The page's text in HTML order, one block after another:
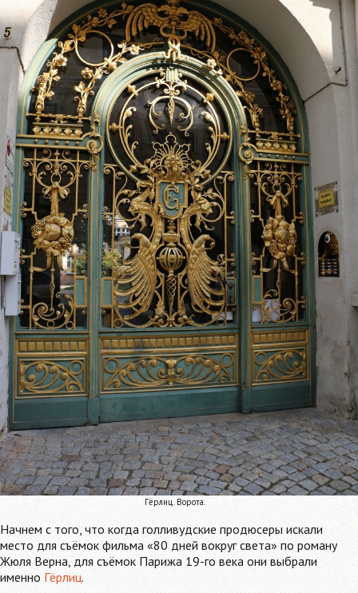
Гёрлиц. Ворота.
Начнем с того, что когда голливудские продюсеры искали
место для съёмок фильма «80 дней вокруг света» по роману
Жюля Верна, для съёмок Парижа 19-го века они выбрали
именноГёрлиц.